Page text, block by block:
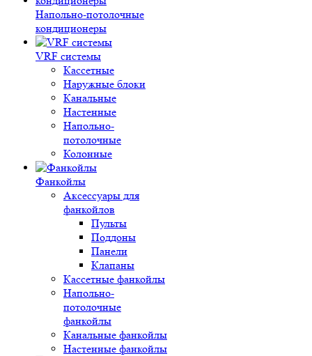
Напольно-потолочные
кондиционеры
VRF системы
Кассетные
Наружные блоки
Канальные
Настенные
Напольно-
потолочные
Колонные
Фанкойлы
Аксессуары для
фанкойлов
Пульты
Поддоны
Панели
Клапаны
Кассетные фанкойлы
Напольно-
потолочные
фанкойлы
Канальные фанкойлы
Настенные фанкойлы